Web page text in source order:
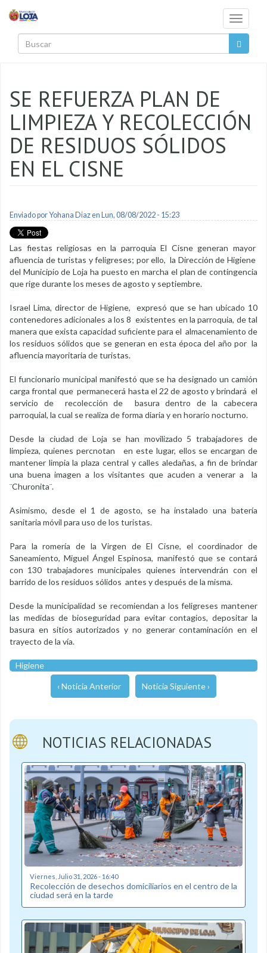
Toggle
SE REFUERZA PLAN DE
LIMPIEZA Y RECOLECCIÓN
DE RESIDUOS SÓLIDOS
EN EL CISNE
Enviado porYohana Diazen Lun, 08/08/2022 - 15:23
Las fiestas religiosas en la parroquia El Cisne generan mayor
afluencia de turistas y feligreses; por ello, la Dirección de Higiene
del Municipio de Loja ha puesto en marcha el plan de contingencia
que rige durante los meses de agosto y septiembre.
Israel Lima, director de Higiene, expresó que se han ubicado 10
contenedores adicionales a los 8 existentes en la parroquia, de tal
manera que exista capacidad suficiente para el almacenamiento de
los residuos sólidos que se generan en esta época del año por la
afluencia mayoritaria de turistas.
El funcionario municipal manifestó que se ha designado un camión
carga frontal que permanecerá hasta el 22 de agosto y brindará el
servicio de recolección de basura dentro de la cabecera
parroquial, la cual se realiza de forma diaria y en horario nocturno.
Desde la ciudad de Loja se han movilizado 5 trabajadores de
limpieza, quienes percnotan en este lugar, ellos se encargan de
mantener limpia la plaza central y calles aledañas, a fin de brindar
una buena imagen a los visitantes que acuden a venerar a la
¨Churonita¨.
Asimismo, desde el 1 de agosto, se ha instalado una batería
sanitaria móvil para uso de los turistas.
Para la romería de la Virgen de El Cisne, el coordinador de
Saneamiento, Miguel Ángel Espinosa, manifestó que se contará
con 130 trabajadores municipales quienes intervendrán con el
barrido de los residuos sólidos antes y después de la misma.
Desde la municipalidad se recomiendan a los feligreses mantener
las medidas de bioseguridad para evitar contagios, depositar la
basura en sitios autorizados y no generar contaminación en el
trayecto de la vía.
Higiene
‹ Noticia Anterior Noticia Siguiente ›
NOTICIAS RELACIONADAS
Viernes, Julio 31, 2026 - 16:40
Recolección de desechos domiciliarios en el centro de la
ciudad será en la tarde